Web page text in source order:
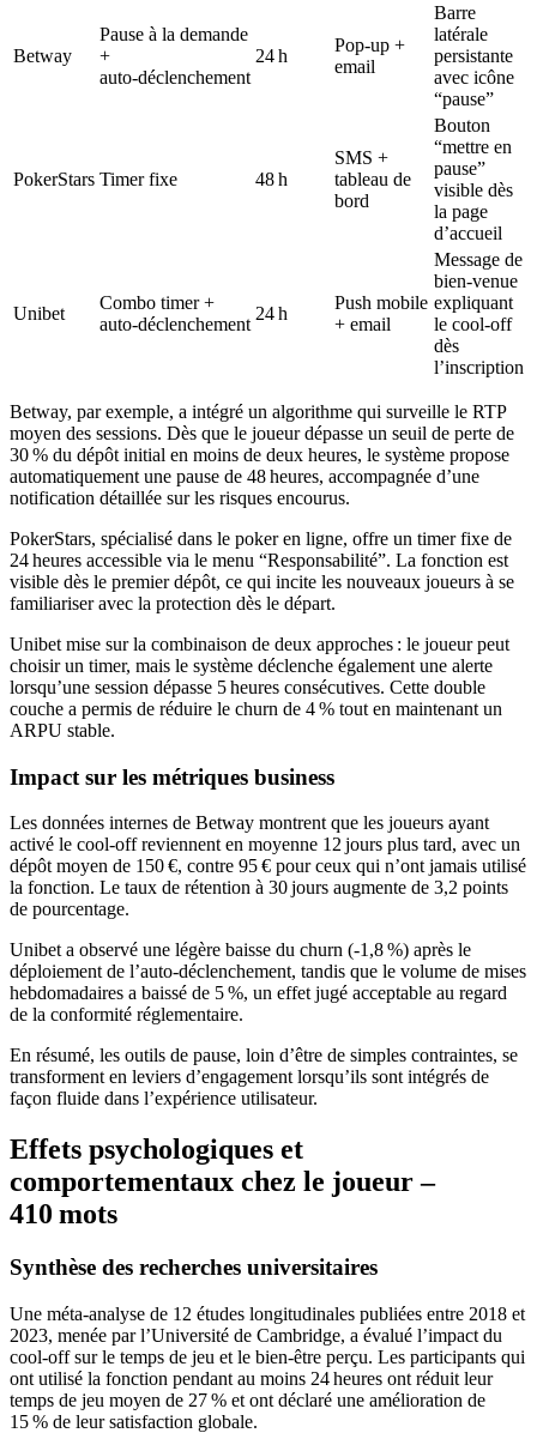
Betway
Pause à la demande
+
auto‑déclenchement
24 h
Pop‑up +
email
Barre
latérale
persistante
avec icône
“pause”
PokerStars Timer fixe 48 h
SMS +
tableau de
bord
Bouton
“mettre en
pause”
visible dès
la page
d’accueil
Unibet
Combo timer +
auto‑déclenchement
24 h
Push mobile
+ email
Message de
bien‑venue
expliquant
le cool‑off
dès
l’inscription
Betway, par exemple, a intégré un algorithme qui surveille le RTP
moyen des sessions. Dès que le joueur dépasse un seuil de perte de
30 % du dépôt initial en moins de deux heures, le système propose
automatiquement une pause de 48 heures, accompagnée d’une
notification détaillée sur les risques encourus.
PokerStars, spécialisé dans le poker en ligne, offre un timer fixe de
24 heures accessible via le menu “Responsabilité”. La fonction est
visible dès le premier dépôt, ce qui incite les nouveaux joueurs à se
familiariser avec la protection dès le départ.
Unibet mise sur la combinaison de deux approches : le joueur peut
choisir un timer, mais le système déclenche également une alerte
lorsqu’une session dépasse 5 heures consécutives. Cette double
couche a permis de réduire le churn de 4 % tout en maintenant un
ARPU stable.
Impact sur les métriques business
Les données internes de Betway montrent que les joueurs ayant
activé le cool‑off reviennent en moyenne 12 jours plus tard, avec un
dépôt moyen de 150 €, contre 95 € pour ceux qui n’ont jamais utilisé
la fonction. Le taux de rétention à 30 jours augmente de 3,2 points
de pourcentage.
Unibet a observé une légère baisse du churn (‑1,8 %) après le
déploiement de l’auto‑déclenchement, tandis que le volume de mises
hebdomadaires a baissé de 5 %, un effet jugé acceptable au regard
de la conformité réglementaire.
En résumé, les outils de pause, loin d’être de simples contraintes, se
transforment en leviers d’engagement lorsqu’ils sont intégrés de
façon fluide dans l’expérience utilisateur.
Effets psychologiques et
comportementaux chez le joueur –
410 mots
Synthèse des recherches universitaires
Une méta‑analyse de 12 études longitudinales publiées entre 2018 et
2023, menée par l’Université de Cambridge, a évalué l’impact du
cool‑off sur le temps de jeu et le bien‑être perçu. Les participants qui
ont utilisé la fonction pendant au moins 24 heures ont réduit leur
temps de jeu moyen de 27 % et ont déclaré une amélioration de
15 % de leur satisfaction globale.